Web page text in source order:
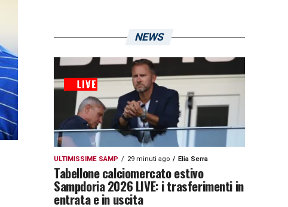
NEWS
ULTIMISSIME SAMP 29 minuti ago Elia Serra
Tabellone calciomercato estivo
Sampdoria 2026 LIVE: i trasferimenti in
entrata e in uscita